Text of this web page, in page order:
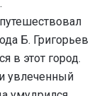
Б. Григорьев
в этот город.
увлеченный